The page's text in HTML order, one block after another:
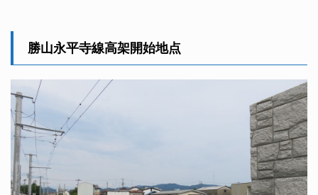
勝山永平寺線高架開始地点